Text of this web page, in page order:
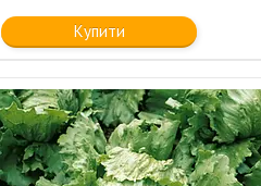
Купити